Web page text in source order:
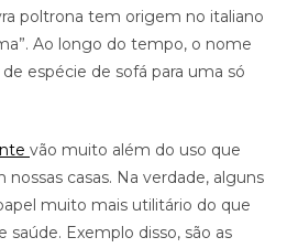
poltrona tem origem no italiano
Ao longo do tempo, o nome
espécie de sofá para uma só
vão muito além do uso que
casas. Na verdade, alguns
muito mais utilitário do que
saúde. Exemplo disso, são as